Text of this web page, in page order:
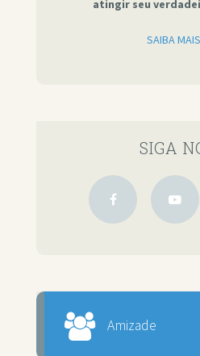
atingir seu
SAIBA MAIS
SIGA
Amizade